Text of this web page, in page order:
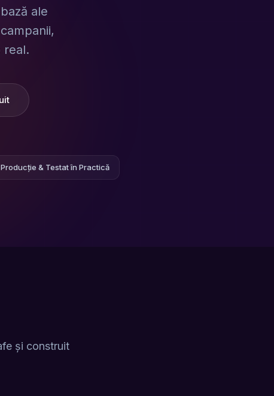
ale
real.
& Testat în Practică
și construit